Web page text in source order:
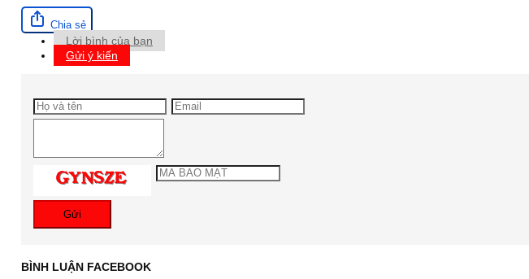
Chia sẻ
Lời bình của bạn
Gửi ý kiến
Gửi
BÌNH LUẬN FACEBOOK